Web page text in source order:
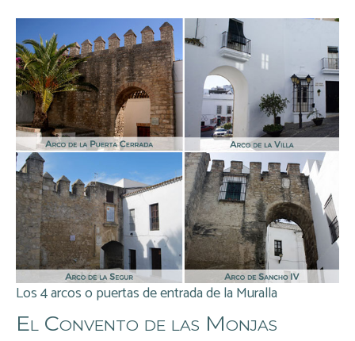
Los 4 arcos o puertas de entrada de la Muralla
El Convento de las Monjas